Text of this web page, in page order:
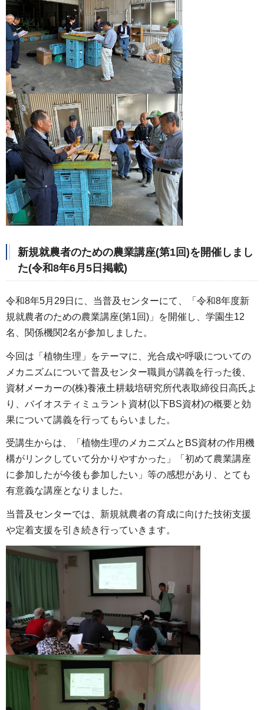
新規就農者のための農業講座(第1回)を開催しまし
た(令和8年6月5日掲載)
令和8年5月29日に、当普及センターにて、「令和8年度新
規就農者のための農業講座(第1回)」を開催し、学園生12
名、関係機関2名が参加しました。
今回は「植物生理」をテーマに、光合成や呼吸についての
メカニズムについて普及センター職員が講義を行った後、
資材メーカーの(株)養液土耕栽培研究所代表取締役日高氏よ
り、バイオスティミュラント資材(以下BS資材)の概要と効
果について講義を行ってもらいました。
受講生からは、「植物生理のメカニズムとBS資材の作用機
構がリンクしていて分かりやすかった」「初めて農業講座
に参加したが今後も参加したい」等の感想があり、とても
有意義な講座となりました。
当普及センターでは、新規就農者の育成に向けた技術支援
や定着支援を引き続き行っていきます。